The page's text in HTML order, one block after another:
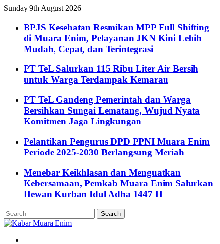
Sunday 9th August 2026
BPJS Kesehatan Resmikan MPP Full Shifting
di Muara Enim, Pelayanan JKN Kini Lebih
Mudah, Cepat, dan Terintegrasi
PT TeL Salurkan 115 Ribu Liter Air Bersih
untuk Warga Terdampak Kemarau
PT TeL Gandeng Pemerintah dan Warga
Bersihkan Sungai Lematang, Wujud Nyata
Komitmen Jaga Lingkungan
Pelantikan Pengurus DPD PPNI Muara Enim
Periode 2025-2030 Berlangsung Meriah
Menebar Keikhlasan dan Menguatkan
Kebersamaan, Pemkab Muara Enim Salurkan
Hewan Kurban Idul Adha 1447 H